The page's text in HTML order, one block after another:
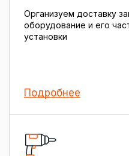
Организуем доставку
оборудование и его
установки
Подробнее